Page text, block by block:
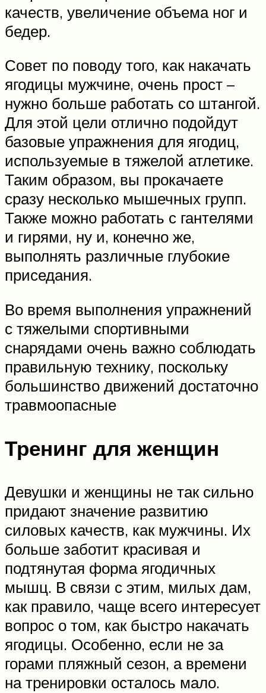
качеств, увеличение объема ног и
бедер.
Совет по поводу того, как накачать
ягодицы мужчине, очень прост –
нужно больше работать со штангой.
Для этой цели отлично подойдут
базовые упражнения для ягодиц,
используемые в тяжелой атлетике.
Таким образом, вы прокачаете
сразу несколько мышечных групп.
Также можно работать с гантелями
и гирями, ну и, конечно же,
выполнять различные глубокие
приседания.
Во время выполнения упражнений
с тяжелыми спортивными
снарядами очень важно соблюдать
правильную технику, поскольку
большинство движений достаточно
травмоопасные
Тренинг для женщин
Девушки и женщины не так сильно
придают значение развитию
силовых качеств, как мужчины. Их
больше заботит красивая и
подтянутая форма ягодичных
мышц. В связи с этим, милых дам,
как правило, чаще всего интересует
вопрос о том, как быстро накачать
ягодицы. Особенно, если не за
горами пляжный сезон, а времени
на тренировки осталось мало.